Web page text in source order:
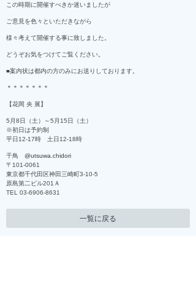
この時期に開催すべきか迷いましたが
ご意見を色々といただきながら
様々考えて開催する事に致しました。
どうぞお気をつけてご覧ください。
■案内状は都内の方のみにお送りしております。
＊＊＊＊＊＊＊
【花岡 央 展】
5月8日（土）～5月15日（土）
※初日は予約制
平日12-17時 土日12-18時
千鳥 @utsuwa.chidori
〒101-0061
東京都千代田区神田三崎町3-10-5
原島第二ビル201Ａ
TEL 03-6906-8631
一覧に戻る